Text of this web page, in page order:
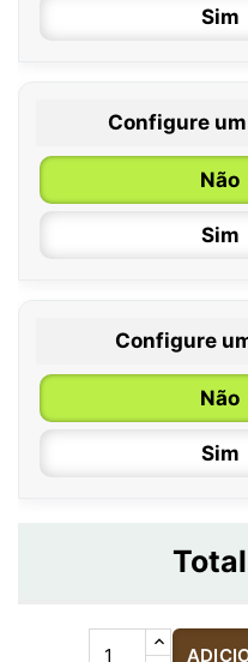
12 /
Sim
Configure
Não
Sim
Configure
Não
Sim